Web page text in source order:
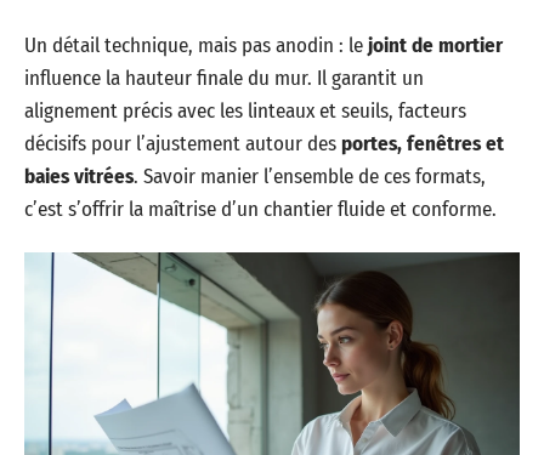
Un détail technique, mais pas anodin : lejoint de mortier
influence la hauteur finale du mur. Il garantit un
alignement précis avec les linteaux et seuils, facteurs
décisifs pour l’ajustement autour desportes, fenêtres et
baies vitrées. Savoir manier l’ensemble de ces formats,
c’est s’offrir la maîtrise d’un chantier fluide et conforme.